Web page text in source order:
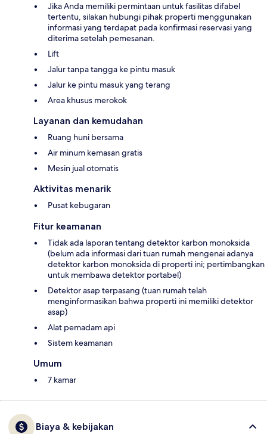
Jika Anda memiliki permintaan untuk fasilitas difabel
tertentu, silakan hubungi pihak properti menggunakan
informasi yang terdapat pada konfirmasi reservasi yang
diterima setelah pemesanan.
Lift
Jalur tanpa tangga ke pintu masuk
Jalur ke pintu masuk yang terang
Area khusus merokok
Layanan dan kemudahan
Ruang huni bersama
Air minum kemasan gratis
Mesin jual otomatis
Aktivitas menarik
Pusat kebugaran
Fitur keamanan
Tidak ada laporan tentang detektor karbon monoksida
(belum ada informasi dari tuan rumah mengenai adanya
detektor karbon monoksida di properti ini; pertimbangkan
untuk membawa detektor portabel)
Detektor asap terpasang (tuan rumah telah
menginformasikan bahwa properti ini memiliki detektor
asap)
Alat pemadam api
Sistem keamanan
Umum
7 kamar
Biaya & kebijakan